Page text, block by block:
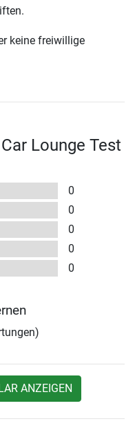
keine freiwillige
Lounge Test
0
0
0
0
0
ANZEIGEN